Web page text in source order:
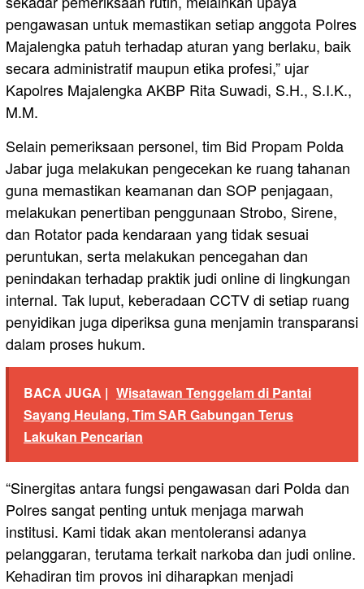
pengawasan untuk memastikan setiap anggota Polres
Majalengka patuh terhadap aturan yang berlaku, baik
secara administratif maupun etika profesi,” ujar
Kapolres Majalengka AKBP Rita Suwadi, S.H., S.I.K.,
M.M.
Selain pemeriksaan personel, tim Bid Propam Polda
Jabar juga melakukan pengecekan ke ruang tahanan
guna memastikan keamanan dan SOP penjagaan,
melakukan penertiban penggunaan Strobo, Sirene,
dan Rotator pada kendaraan yang tidak sesuai
peruntukan, serta melakukan pencegahan dan
penindakan terhadap praktik judi online di lingkungan
internal. Tak luput, keberadaan CCTV di setiap ruang
penyidikan juga diperiksa guna menjamin transparansi
dalam proses hukum.
BACA JUGA | Wisatawan Tenggelam di Pantai
Sayang Heulang, Tim SAR Gabungan Terus
Lakukan Pencarian
“Sinergitas antara fungsi pengawasan dari Polda dan
Polres sangat penting untuk menjaga marwah
institusi. Kami tidak akan mentoleransi adanya
pelanggaran, terutama terkait narkoba dan judi online.
Kehadiran tim provos ini diharapkan menjadi